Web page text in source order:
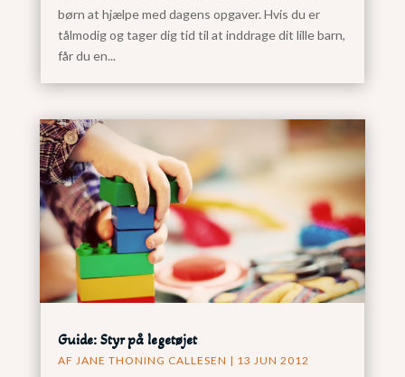
børn at hjælpe med dagens opgaver. Hvis du er
tålmodig og tager dig tid til at inddrage dit lille barn,
får du en...
Guide: Styr på legetøjet
AF JANE THONING CALLESEN | 13 JUN 2012